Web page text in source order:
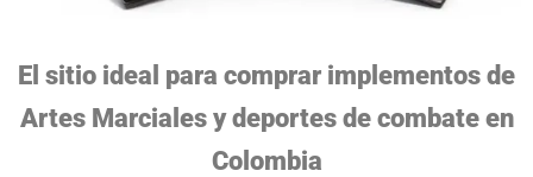
El sitio ideal para comprar implementos de
Artes Marciales y deportes de combate en
Colombia